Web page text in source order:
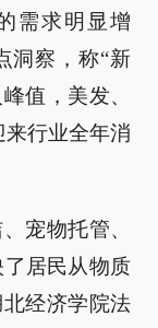
需求明显增
洞察，称“新
值，美发、
行业全年消
宠物托管、
了居民从物质
经济学院法